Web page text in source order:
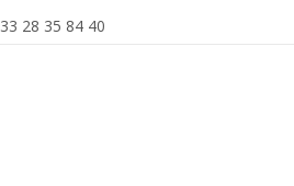
33 28 35 84 40